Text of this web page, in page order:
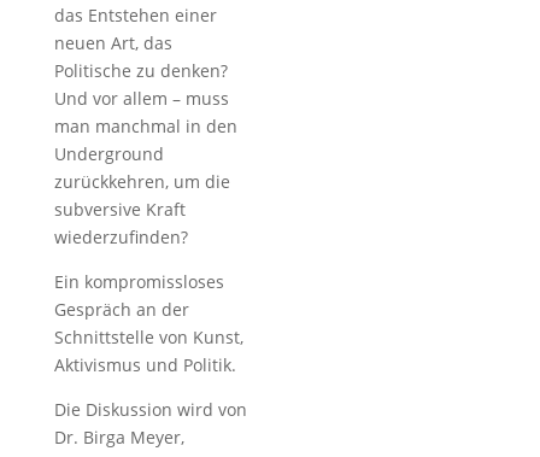
das Entstehen einer
neuen Art, das
Politische zu denken?
Und vor allem – muss
man manchmal in den
Underground
zurückkehren, um die
subversive Kraft
wiederzufinden?
Ein kompromissloses
Gespräch an der
Schnittstelle von Kunst,
Aktivismus und Politik.
Die Diskussion wird von
Dr. Birga Meyer,